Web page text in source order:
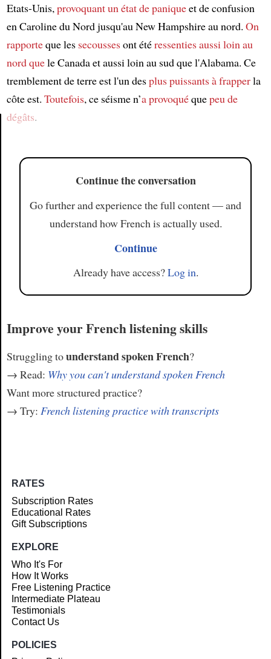
Etats-Unis,provoquantun état depaniqueet de confusion
en Caroline du Nord jusqu'au New Hampshire au nord. On
rapporteque les secoussesont étéressentiesaussi loin au
nord quele Canada et aussi loin au sud que l'Alabama. Ce
tremblement de terre est l'un desplus puissantsà frapperla
côte est. Toutefois, ce séisme n’a provoquéquepeu de
dégâts.
Continue the conversation
Go further and experience the full content — and
understand how French is actually used.
Continue
Already have access?Log in.
Improve your French listening skills
Struggling tounderstand spoken French?
→ Read: Why you can't understand spoken French
Want more structured practice?
→ Try: French listening practice with transcripts
RATES
Subscription Rates
Educational Rates
Gift Subscriptions
EXPLORE
Who It's For
How It Works
Free Listening Practice
Intermediate Plateau
Testimonials
Contact Us
POLICIES